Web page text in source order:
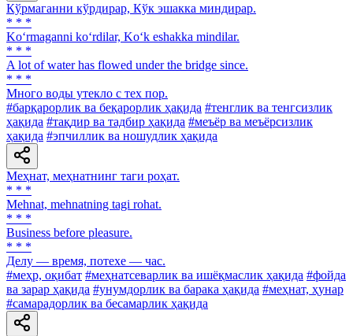
Кўрмаганни кўрдирар, Кўк эшакка миндирар.
* * *
Ko‘rmaganni ko‘rdilar, Ko‘k eshakka mindilar.
* * *
A lot of water has flowed under the bridge since.
* * *
Много воды утекло с тех пор.
#барқарорлик ва беқарорлик ҳақида #тенглик ва тенгсизлик
ҳақида #тақдир ва тадбир ҳақида #меъёр ва меъёрсизлик
ҳақида #эпчиллик ва ношудлик ҳақида
Меҳнат, меҳнатнинг таги роҳат.
* * *
Mehnat, mehnatning tagi rohat.
* * *
Business before pleasure.
* * *
Делу — время, потехе — час.
#меҳр, оқибат #меҳнатсеварлик ва ишёқмаслик ҳақида #фойда
ва зарар ҳақида #унумдорлик ва барака ҳақида #меҳнат, ҳунар
#самарадорлик ва бесамарлик ҳақида